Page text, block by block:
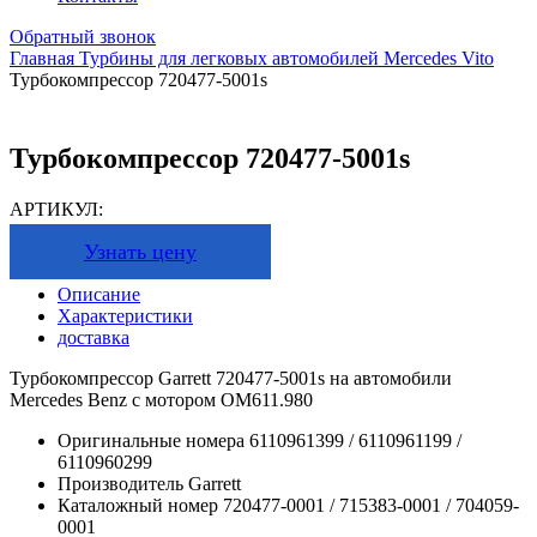
Обратный звонок
Главная Турбины для легковых автомобилей Mercedes Vito
Турбокомпрессор 720477-5001s
Турбокомпрессор 720477-5001s
АРТИКУЛ:
Узнать цену
Описание
Характеристики
доставка
Турбокомпрессор Garrett 720477-5001s на автомобили
Mercedes Benz с мотором OM611.980
Оригинальные номера 6110961399 / 6110961199 /
6110960299
Производитель Garrett
Каталожный номер 720477-0001 / 715383-0001 / 704059-
0001